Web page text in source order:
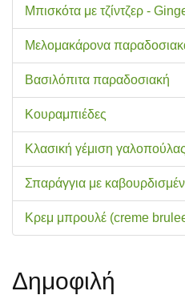
Μπισκότα με τζίντζερ -
Μελομακάρονα
Βασιλόπιτα παραδοσιακή
Κουραμπιέδες
Κλασική γέμιση γαλοπούλας
Σπαράγγια με
Κρεμ μπρουλέ (creme
Δημοφιλή